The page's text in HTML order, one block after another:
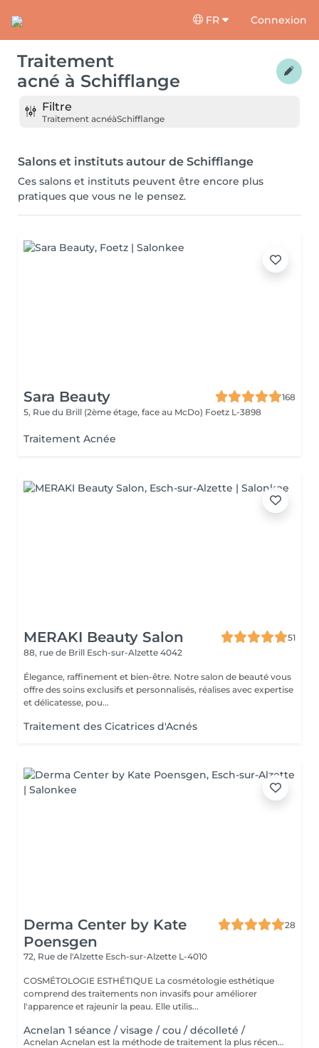
FR Connexion
Traitement
acné à Schifflange
Filtre
Traitement acnéàSchifflange
Salons et instituts autour de Schifflange
Ces salons et instituts peuvent être encore plus
pratiques que vous ne le pensez.
Sara Beauty
168
5, Rue du Brill (2ème étage, face au McDo) Foetz L-3898
Traitement Acnée
MERAKI Beauty Salon
51
88, rue de Brill Esch-sur-Alzette 4042
Élegance, raffinement et bien-être. Notre salon de beauté vous
offre des soins exclusifs et personnalisés, réalises avec expertise
et délicatesse, pou...
Traitement des Cicatrices d'Acnés
Derma Center by Kate
Poensgen
28
72, Rue de l'Alzette Esch-sur-Alzette L-4010
COSMÉTOLOGIE ESTHÉTIQUE La cosmétologie esthétique
comprend des traitements non invasifs pour améliorer
l'apparence et rajeunir la peau. Elle utilis...
Acnelan 1 séance / visage / cou / décolleté /
Acnelan Acnelan est la méthode de traitement la plus récente et la plus innovante de l'acné. Le pack de soins de la marque espagnole Mesoestetic guérit efficacement les changements d'acné de différentes origines et phases. Cette thérapie apaise la peau et les zones enflammées, et a un effet très positif sur la guérison des complications de l'acné, car les cicatrices ne sont plus aussi visibles et les taches sont affinées. C'est la méthode complexe qui guérit l'acné et empêche de nouveaux changements de se produire. Principalement les principes actifs, tels que le complexe bexarétinyle (un rétinoïde), le soufre et le kaolin, fonctionnent comme un nettoyant en profondeur pour les pores obstrués, ce qui conduit à une amélioration visible du teint de la peau. De plus, d'autres ingrédients actifs tels que l'acide hyaluronique, le zinc, l'aloe vera et le cuivre sont présents dans le pack Acknelan. Le complexe d'acné breveté comprend également: Alcool | Acide mandélique | Azelate de disodium | Soufre | Kaolin | Aqua | Acide salicylique | Hydroxypropylméthylcellulose | Acide shikimique | Rétinoxytriméthylsilanes. Les substances combattent tous les symptômes de l'acné, guérissent la peau enflammée, nettoient les pores, réduisent le nombre de points noirs, écaillent la peau, affinent l'apparence, équilibrent la production de sébum et ont un effet antibactérien.